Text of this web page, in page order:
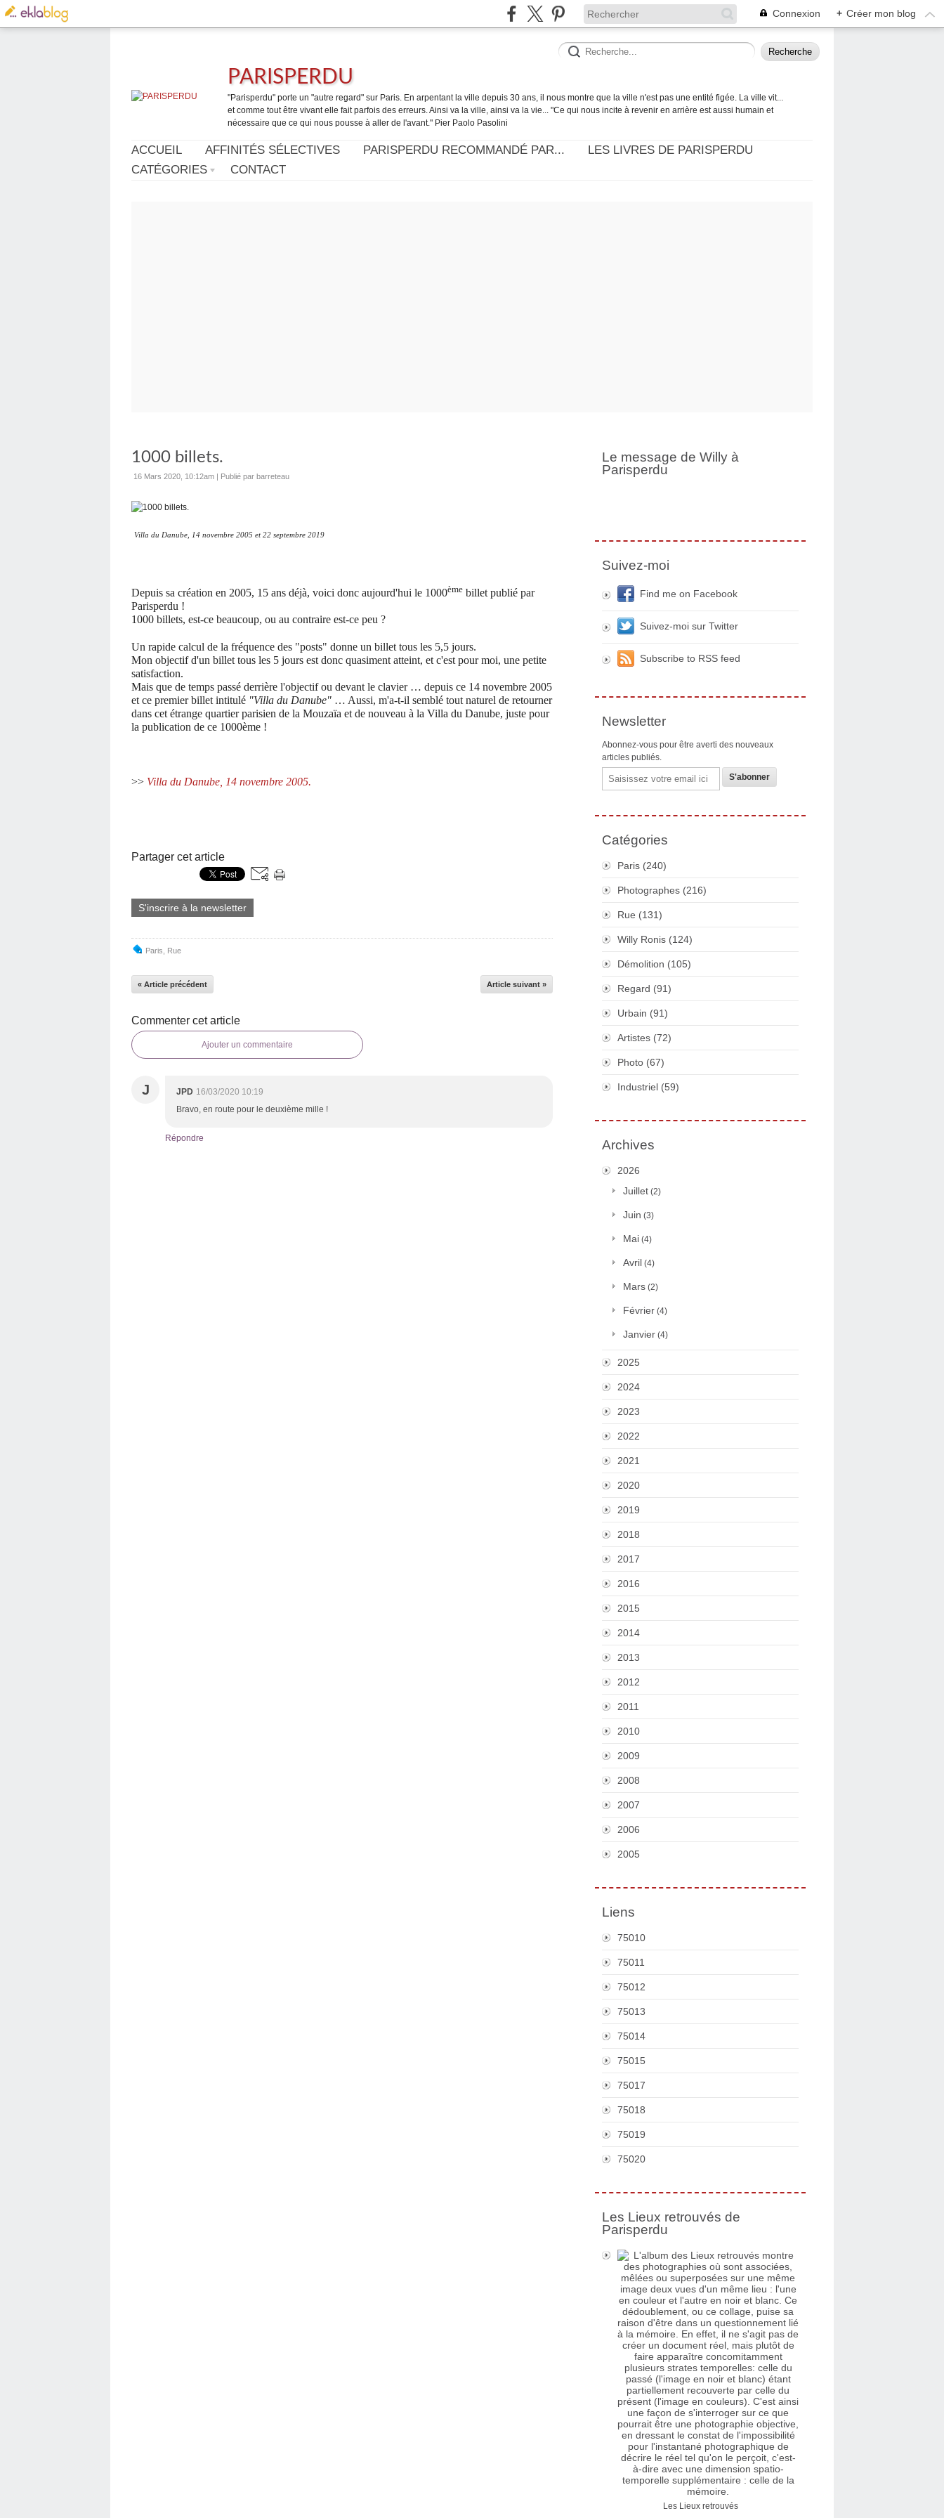
Connexion + Créer mon blog
PARISPERDU
"Parisperdu" porte un "autre regard" sur Paris. En arpentant la ville depuis 30 ans, il nous montre que la ville n'est pas une entité figée. La ville vit...
et comme tout être vivant elle fait parfois des erreurs. Ainsi va la ville, ainsi va la vie... "Ce qui nous incite à revenir en arrière est aussi humain et
nécessaire que ce qui nous pousse à aller de l'avant." Pier Paolo Pasolini
ACCUEIL AFFINITÉS SÉLECTIVES PARISPERDU RECOMMANDÉ PAR...
LES LIVRES DE PARISPERDU
CATÉGORIES
CONTACT
1000 billets.
16 Mars 2020, 10:12am | Publié par barreteau
Villa du Danube, 14 novembre 2005 et 22 septembre 2019
Depuis sa création en 2005, 15 ans déjà, voici donc aujourd'hui le 1000ème billet publié par
Parisperdu !
1000 billets, est-ce beaucoup, ou au contraire est-ce peu ?
Un rapide calcul de la fréquence des "posts" donne un billet tous les 5,5 jours.
Mon objectif d'un billet tous les 5 jours est donc quasiment atteint, et c'est pour moi, une petite
satisfaction.
Mais que de temps passé derrière l'objectif ou devant le clavier … depuis ce 14 novembre 2005
et ce premier billet intitulé "Villa du Danube" … Aussi, m'a-t-il semblé tout naturel de retourner
dans cet étrange quartier parisien de la Mouzaïa et de nouveau à la Villa du Danube, juste pour
la publication de ce 1000ème !
>> Villa du Danube, 14 novembre 2005.
Partager cet article
S'inscrire à la newsletter
Paris Rue
« Article précédent Article suivant »
Commenter cet article
Ajouter un commentaire
J JPD 16/03/2020 10:19
Bravo, en route pour le deuxième mille !
Répondre
Le message de Willy à
Parisperdu
Suivez-moi
Find me on Facebook
Suivez-moi sur Twitter
Subscribe to RSS feed
Newsletter
Abonnez-vous pour être averti des nouveaux
articles publiés.
Email
Catégories
Paris (240)
Photographes (216)
Rue (131)
Willy Ronis (124)
Démolition (105)
Regard (91)
Urbain (91)
Artistes (72)
Photo (67)
Industriel (59)
Archives
2026
Juillet (2)
Juin (3)
Mai (4)
Avril (4)
Mars (2)
Février (4)
Janvier (4)
2025
2024
2023
2022
2021
2020
2019
2018
2017
2016
2015
2014
2013
2012
2011
2010
2009
2008
2007
2006
2005
Liens
75010
75011
75012
75013
75014
75015
75017
75018
75019
75020
Les Lieux retrouvés de
Parisperdu
Les Lieux retrouvés